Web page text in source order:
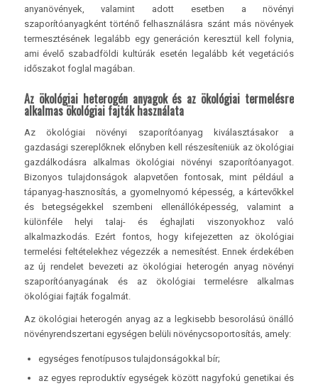
anyanövények, valamint adott esetben a növényi
szaporítóanyagként történő felhasználásra szánt más növények
termesztésének legalább egy generáción keresztül kell folynia,
ami évelő szabadföldi kultúrák esetén legalább két vegetációs
időszakot foglal magában.
Az ökológiai heterogén anyagok és az ökológiai termelésre
alkalmas ökológiai fajták használata
Az ökológiai növényi szaporítóanyag kiválasztásakor a
gazdasági szereplőknek előnyben kell részesíteniük az ökológiai
gazdálkodásra alkalmas ökológiai növényi szaporítóanyagot.
Bizonyos tulajdonságok alapvetően fontosak, mint például a
tápanyag-hasznosítás, a gyomelnyomó képesség, a kártevőkkel
és betegségekkel szembeni ellenállóképesség, valamint a
különféle helyi talaj- és éghajlati viszonyokhoz való
alkalmazkodás. Ezért fontos, hogy kifejezetten az ökológiai
termelési feltételekhez végezzék a nemesítést. Ennek érdekében
az új rendelet bevezeti az ökológiai heterogén anyag növényi
szaporítóanyagának és az ökológiai termelésre alkalmas
ökológiai fajták fogalmát.
Az ökológiai heterogén anyag az a legkisebb besorolású önálló
növényrendszertani egységen belüli növénycsoportosítás, amely:
egységes fenotípusos tulajdonságokkal bír;
az egyes reproduktív egységek között nagyfokú genetikai és